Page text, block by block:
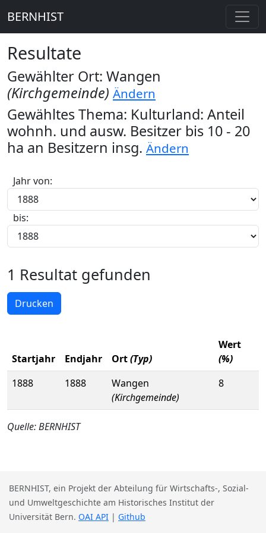
BERNHIST
Resultate
Gewählter Ort: Wangen
(Kirchgemeinde) Ändern
Gewähltes Thema: Kulturland: Anteil
wohnh. und ausw. Besitzer bis 10 - 20
ha an Besitzern insg. Ändern
Jahr von:
bis:
1 Resultat gefunden
Drucken
Startjahr Endjahr Ort(Typ)
Wert
(%)
1888
1888
Wangen
(Kirchgemeinde)
8
Quelle: BERNHIST
BERNHIST, ein Projekt der Abteilung für Wirtschafts-, Sozial-
und Umweltgeschichte am Historisches Institut der
Universität Bern. OAI API | Github